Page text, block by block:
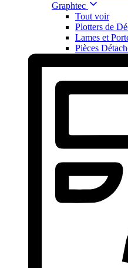
Graphtec
Tout voir
Plotters de
Lames et
Pièces